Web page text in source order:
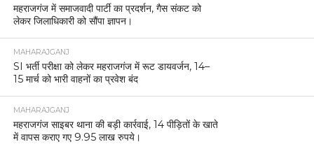
महराजगंज में समाजवादी पार्टी का प्रदर्शन, गैस संकट को
लेकर जिलाधिकारी को सौंपा ज्ञापन।
MAHARAJGANJ
SI भर्ती परीक्षा को लेकर महराजगंज में रूट डायवर्जन, 14–
15 मार्च को भारी वाहनों का प्रवेश बंद
MAHARAJGANJ
महराजगंज साइबर थाना की बड़ी कार्रवाई, 14 पीड़ितों के खाते
में वापस कराए गए 9.95 लाख रुपये।